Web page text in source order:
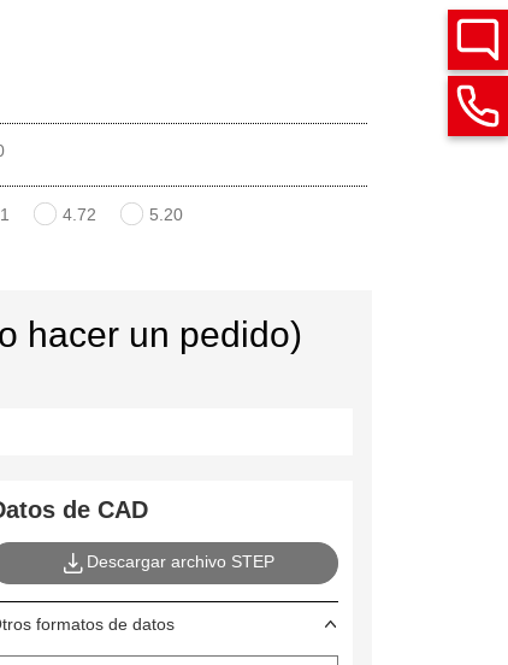
4.72 5.20
hacer un pedido)
de CAD
Descargar archivo STEP
formatos de datos